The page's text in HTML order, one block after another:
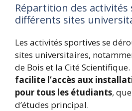
Répartition des activités
différents sites
Les activités sportives se
sites universitaires,
de Bois et la Cité
facilite l’accès aux
pour tous les étudiants,
d’études principal.